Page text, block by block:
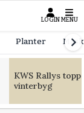
LOGIN MENU
Planter
KWS Rallys
vinterbyg